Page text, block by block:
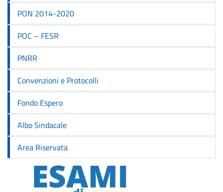
PON 2014-2020
POC – FESR
PNRR
Convenzioni e Protocolli
Fondo Espero
Albo Sindacale
Area Riservata